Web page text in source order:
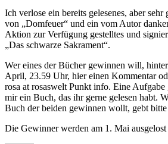
Ich verlose ein bereits gelesenes, aber
von „Domfeuer“ und ein vom Autor
Aktion zur Verfügung gestelltes und
„Das schwarze Sakrament“.
Wer eines der Bücher gewinnen will,
April, 23.59 Uhr, hier einen Kommentar
rosa at rosaswelt Punkt info. Eine
mir ein Buch, das ihr gerne gelesen habt.
Buch der beiden gewinnen wollt, gebt
Die Gewinner werden am 1. Mai